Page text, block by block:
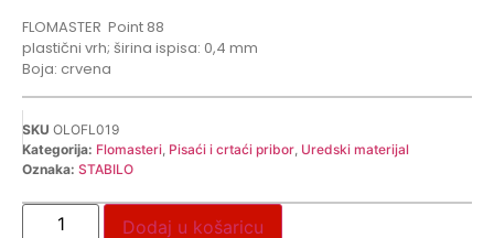
FLOMASTER Point 88
plastični vrh; širina ispisa: 0,4 mm
Boja: crvena
SKU OLOFL019
Kategorija: Flomasteri Pisaći i crtaći pribor Uredski materijal
Oznaka: STABILO
Dodaj u košaricu